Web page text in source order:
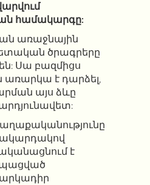
համակարգը:
առաջնային
​​ծրագրերը
Սա բազմիցս
է դարձել,
այս ձևը
է